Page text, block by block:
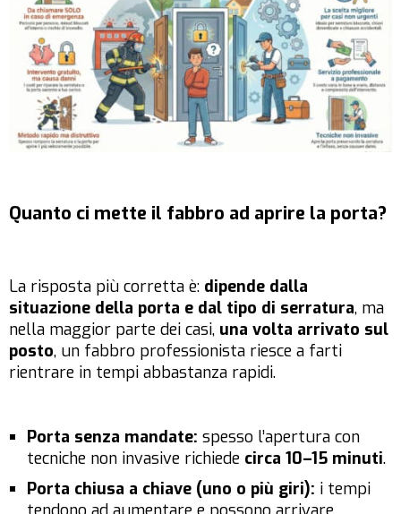
Quanto ci mette il fabbro ad aprire la porta?
La risposta più corretta è: dipende dalla
situazione della porta e dal tipo di serratura, ma
nella maggior parte dei casi, una volta arrivato sul
posto, un fabbro professionista riesce a farti
rientrare in tempi abbastanza rapidi.
Porta senza mandate: spesso l’apertura con
tecniche non invasive richiede circa 10–15 minuti.
Porta chiusa a chiave (uno o più giri): i tempi